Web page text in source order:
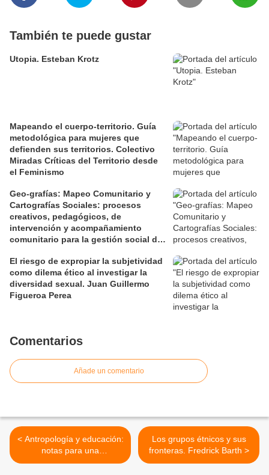
También te puede gustar
Utopia. Esteban Krotz
Mapeando el cuerpo-territorio. Guía
metodológica para mujeres que
defienden sus territorios. Colectivo
Miradas Críticas del Territorio desde
el Feminismo
Geo-grafías: Mapeo Comunitario y
Cartografías Sociales: procesos
creativos, pedagógicos, de
intervención y acompañamiento
comunitario para la gestión social de
El riesgo de expropiar la subjetividad
como dilema ético al investigar la
diversidad sexual. Juan Guillermo
Figueroa Perea
Comentarios
Añade un comentario
< Antropología y educación:
notas para una
identificación de algunas de
Los grupos étnicos y sus
fronteras. Fredrick Barth >